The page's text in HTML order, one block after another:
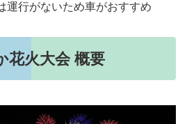
運行がないため車がおすすめ
花火大会 概要